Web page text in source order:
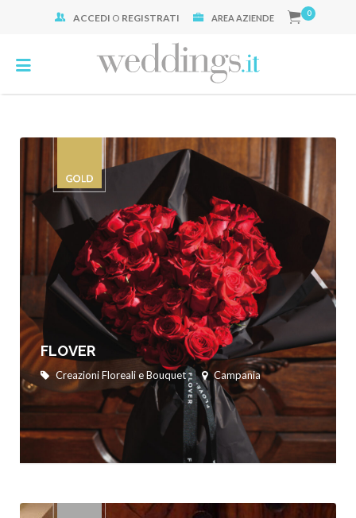
ACCEDI O REGISTRATI AREA AZIENDE 0
FLOVER
Creazioni Floreali e Bouquet Campania